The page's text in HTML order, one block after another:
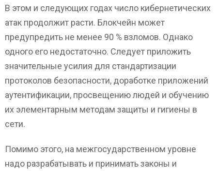
В этом и следующих годах число кибернетических
атак продолжит расти. Блокчейн может
предупредить не менее 90 % взломов. Однако
одного его недостаточно. Следует приложить
значительные усилия для стандартизации
протоколов безопасности, доработке приложений
аутентификации, просвещению людей и обучению
их элементарным методам защиты и гигиены в
сети.
Помимо этого, на межгосударственном уровне
надо разрабатывать и принимать законы и